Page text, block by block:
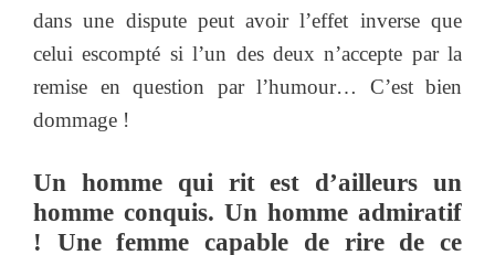
dans une dispute peut avoir l’effet inverse que
celui escompté si l’un des deux n’accepte par la
remise en question par l’humour… C’est bien
dommage !
Un homme qui rit est d’ailleurs un
homme conquis. Un homme admiratif
! Une femme capable de rire de ce